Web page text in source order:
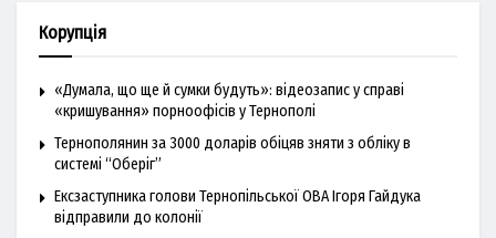
Корупція
«Думала, що ще й сумки будуть»: відеозапис у справі
«кришування» порноофісів у Тернополі
Тернополянин за 3000 доларів обіцяв зняти з обліку в
системі “Оберіг”
Ексзаступника голови Тернопільської ОВА Ігоря Гайдука
відправили до колонії